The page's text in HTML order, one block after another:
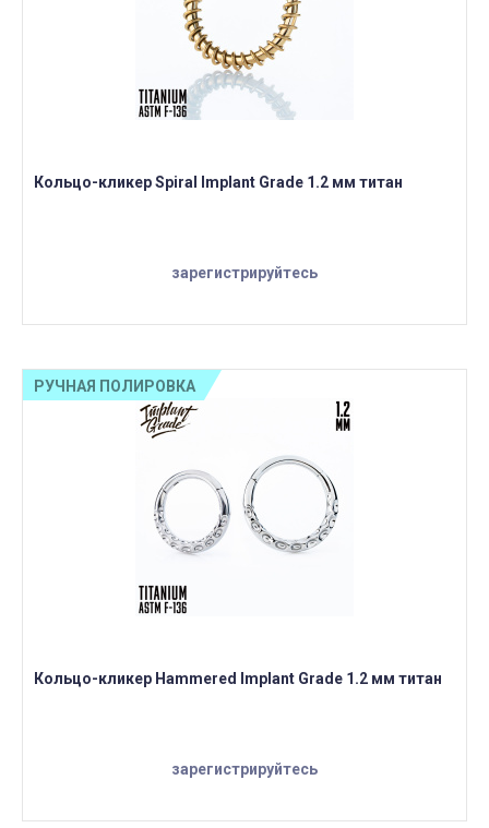
Кольцо-кликер Spiral Implant Grade 1.2 мм титан
зарегистрируйтесь
Кольцо-кликер Hammered Implant Grade 1.2 мм титан
зарегистрируйтесь
РУЧНАЯ ПОЛИРОВКА